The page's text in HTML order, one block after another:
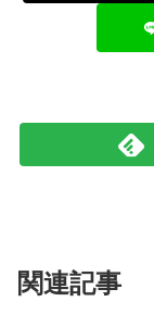
関連記事